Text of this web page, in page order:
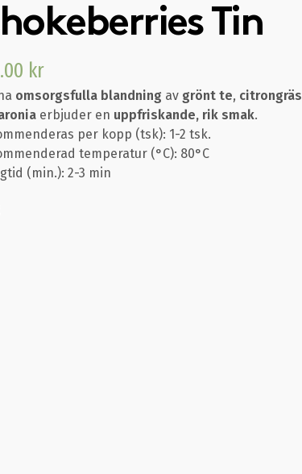
Tin
kr
omsorgsfulla blandning av grönt te, citrongräs
erbjuder en uppfriskande, rik smak.
per kopp (tsk): 1-2 tsk.
temperatur (°C): 80°C
(min.): 2-3 min